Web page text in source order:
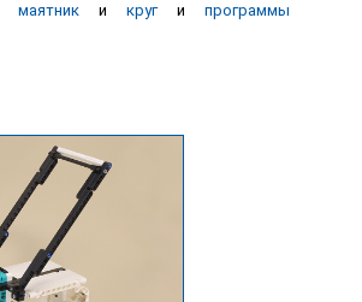
маятник и круг и программы